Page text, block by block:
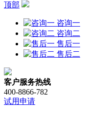
顶部
咨询一
咨询二
售后一
售后二
客户服务热线
400-8866-782 ​
试用申请